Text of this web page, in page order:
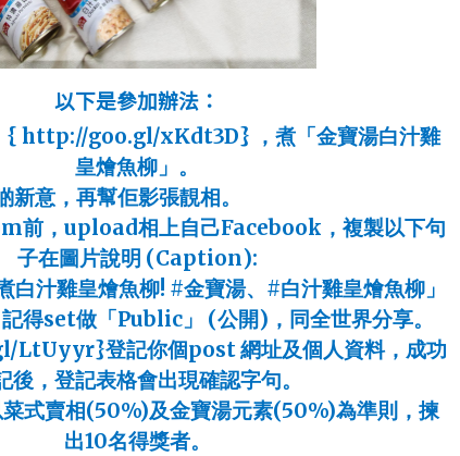
以下是參加辦法：
http://goo.gl/xKdt3D} ，煮「金寶湯白汁雞
皇燴魚柳」。
新意，再幫佢影張靚相。
前， upload相上自己Facebook ，複製以下句
子在圖片說明 (Caption):
白汁雞皇燴魚柳! #金寶湯、 #白汁雞皇燴魚柳」
得set做「Public 」 (公開) ，同全世界分享。
LtUyyr}登記你個post網址及個人資料，成功
後，登記表格會出現確認字句。
式賣相(50%)及金寶湯元素(50%)為準則，揀
出10名得獎者。